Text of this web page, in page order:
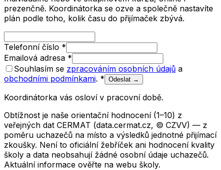
prezenčně. Koordinátorka se ozve a společně nastavíte
plán podle toho, kolik času do přijímaček zbývá.
Telefonní číslo *
Emailová adresa *
Souhlasím se zpracováním osobních údajů a
obchodními podmínkami. * Odeslat →
Koordinátorka vás osloví v pracovní době.
Obtížnost je naše orientační hodnocení (1–10) z
veřejných dat CERMAT (data.cermat.cz, © CZVV) — z
poměru uchazečů na místo a výsledků jednotné přijímací
zkoušky. Není to oficiální žebříček ani hodnocení kvality
školy a data neobsahují žádné osobní údaje uchazečů.
Aktuální informace ověřte na webu školy.